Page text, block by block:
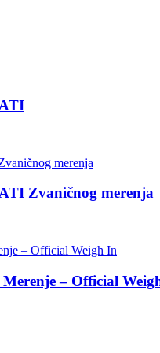
Zvaničnog merenja
Merenje – Official